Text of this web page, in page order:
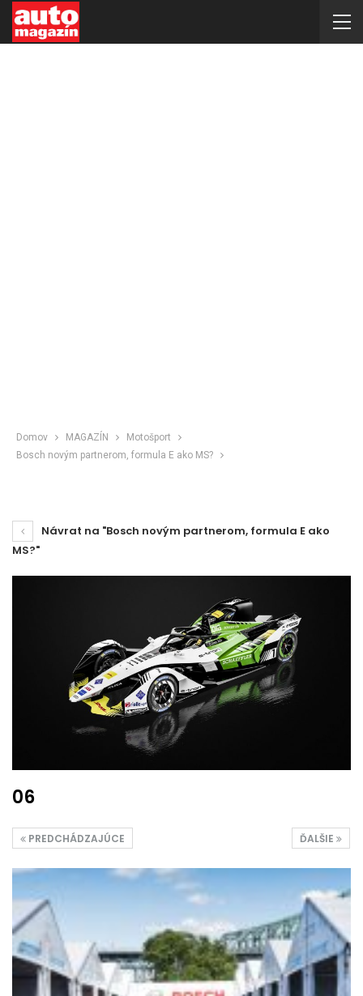
Domov MAGAZÍN
Motošport
Bosch novým partnerom, formula E ako MS?
Návrat na "Bosch novým partnerom, formula E ako
MS?"
06
ĎALŠIE
PREDCHÁDZAJÚCE